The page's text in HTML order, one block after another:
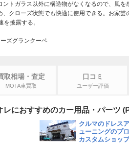
ントガラス以外に構造物がなくなるので、風
、クローズ状態でも快適に使用できる。お家
披露する。
ズグランクーペ
取相場・査定
MOTA車買取
口コミ
ユーザー評価
レにおすすめのカー用品・パーツ
クルマのドレス
ューニングのプ
カスタムショッ